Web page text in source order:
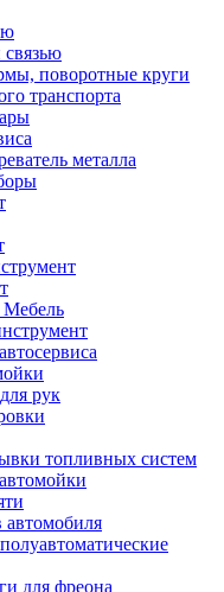
поворотные круги
транспорта
металла
Мебель
рук
топливных систем
автомобиля
для фреона